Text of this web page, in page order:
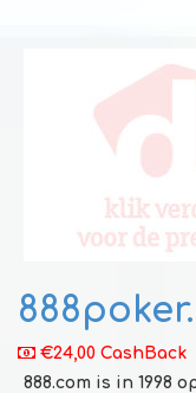
€24,00 CashBack
888.com is in 1998